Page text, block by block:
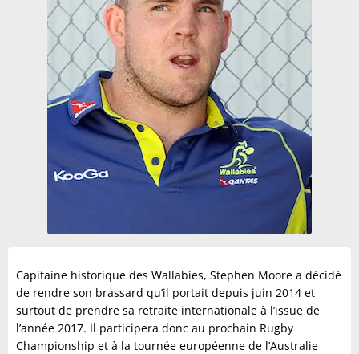
Capitaine historique des Wallabies, Stephen Moore a décidé
de rendre son brassard qu’il portait depuis juin 2014 et
surtout de prendre sa retraite internationale à l’issue de
l’année 2017. Il participera donc au prochain Rugby
Championship et à la tournée européenne de l’Australie